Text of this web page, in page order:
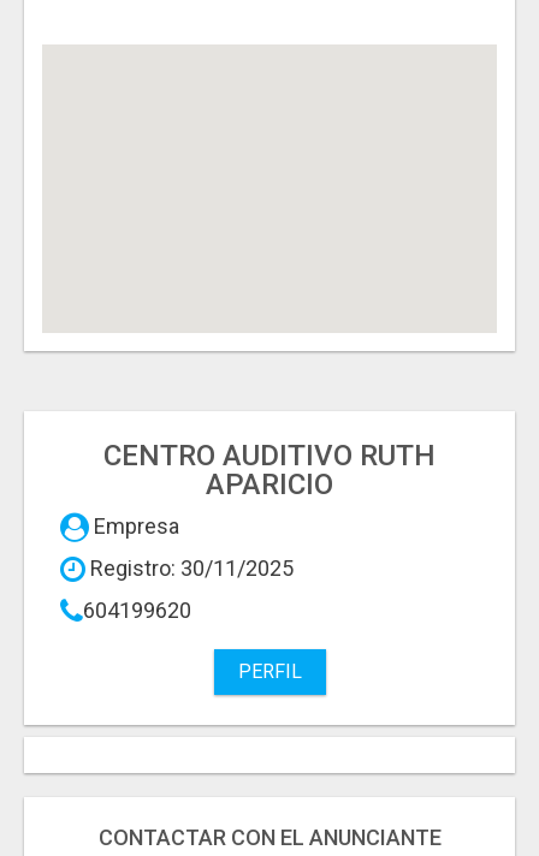
CENTRO AUDITIVO RUTH
APARICIO
Empresa
Registro: 30/11/2025
604199620
PERFIL
CONTACTAR CON EL ANUNCIANTE